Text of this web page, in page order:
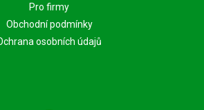
Pro firmy
Obchodní podmínky
osobních údajů